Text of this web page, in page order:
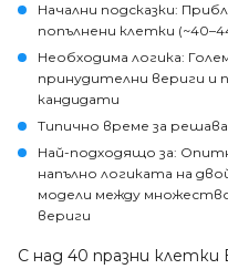
Начални подсказки:
попълнени клетки
Необходима логика:
принудителни вериги и
кандидати
Типично време за
Най-подходящо за:
напълно логиката на
модели между
вериги
С над 40 празни клетки